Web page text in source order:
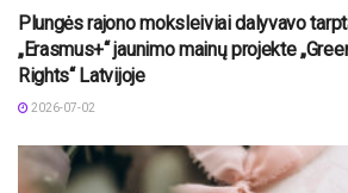
Plungės rajono moksleiviai dalyvavo
„Erasmus+“ jaunimo mainų projekte
Rights“ Latvijoje
2026-07-02